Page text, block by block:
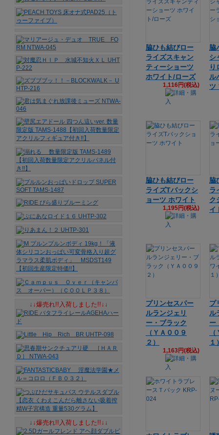
脇ひも結びロー
ライズスキャン
ティーショーツ
ホワイト/ローズ
1,116円(税込)
脇
シ
り
ル
ツ
脇ひも結びロー
ライズTバックシ
ョーツ ホワイト
1,195円(税込)
脇
ラ
ク
イ
プリンセスパー
ルランジェリ
ー・ブラック
（ＹＡ００９
２）
1,163円(税込)
プ
ル
ー
１
↓↓爆売れ!!入荷しました!!↓↓
↓↓爆売れ!!入荷しました!!↓↓